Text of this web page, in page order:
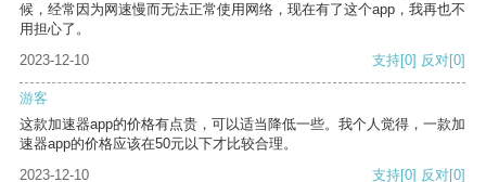
候，经常因为网速慢而无法正常使用网络，现在有了这个app，我再也不
用担心了。
2023-12-10
支持[0] 反对[0]
游客
这款加速器app的价格有点贵，可以适当降低一些。我个人觉得，一款加
速器app的价格应该在50元以下才比较合理。
2023-12-10
支持[0] 反对[0]